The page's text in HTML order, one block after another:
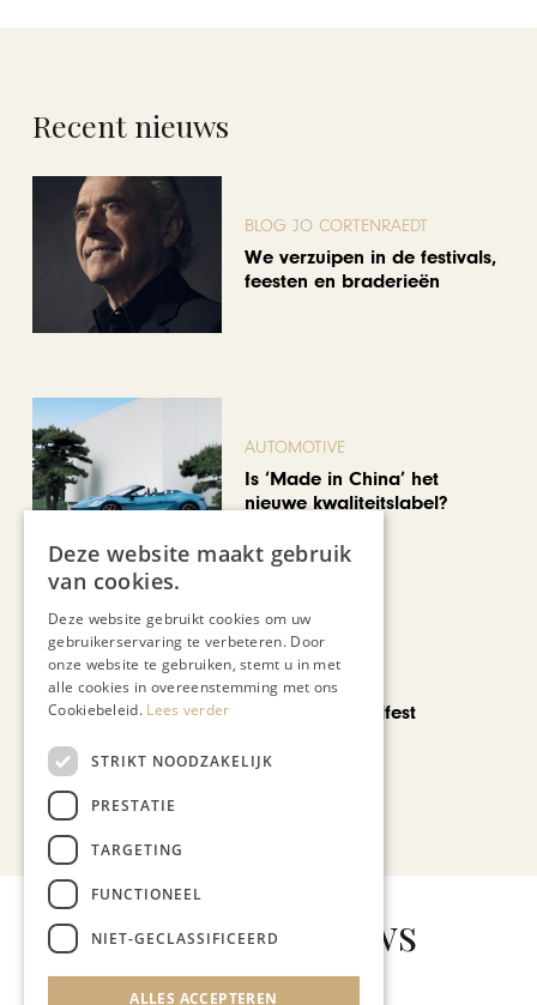
Recent nieuws
BLOG JO CORTENRAEDT
We verzuipen in de festivals,
feesten en braderieën
AUTOMOTIVE
Is ‘Made in China’ het
nieuwe kwaliteitslabel?
CHAPEAU TV
Noorbeek Foodfest
Bekijk alle artikelen
Gerelateerd nieuws
Deze website maakt gebruik
van cookies.
Deze website gebruikt cookies om uw
gebruikerservaring te verbeteren. Door
onze website te gebruiken, stemt u in met
alle cookies in overeenstemming met ons
Cookiebeleid. Lees verder
STRIKT NOODZAKELIJK
PRESTATIE
TARGETING
FUNCTIONEEL
NIET-GECLASSIFICEERD
ALLES ACCEPTEREN